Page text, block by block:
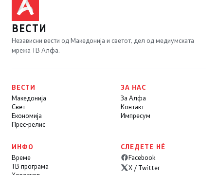
ВЕСТИ
Независни вести од Македонија и светот, дел од медиумската
мрежа ТВ Алфа.
ВЕСТИ
Македонија
Свет
Економија
Прес-релис
ЗА НАС
За Алфа
Контакт
Импресум
ИНФО
Време
ТВ програма
СЛЕДЕТЕ НÉ
Facebook
X / Twitter